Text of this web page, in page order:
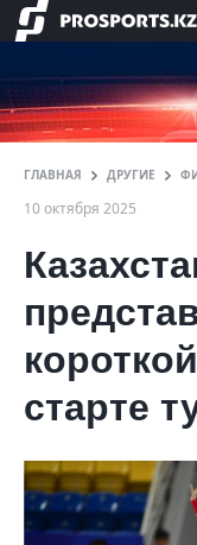
ГЛАВНАЯ ДРУГИЕ
10 октября 2025
старте